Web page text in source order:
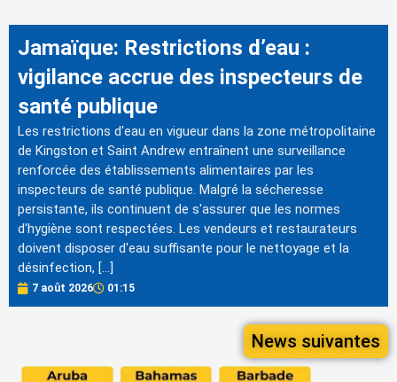
Jamaïque: Restrictions d’eau :
vigilance accrue des inspecteurs de
santé publique
Les restrictions d'eau en vigueur dans la zone métropolitaine
de Kingston et Saint Andrew entraînent une surveillance
renforcée des établissements alimentaires par les
inspecteurs de santé publique. Malgré la sécheresse
persistante, ils continuent de s'assurer que les normes
d'hygiène sont respectées. Les vendeurs et restaurateurs
doivent disposer d'eau suffisante pour le nettoyage et la
désinfection, […]
7 août 2026 01:15
News suivantes